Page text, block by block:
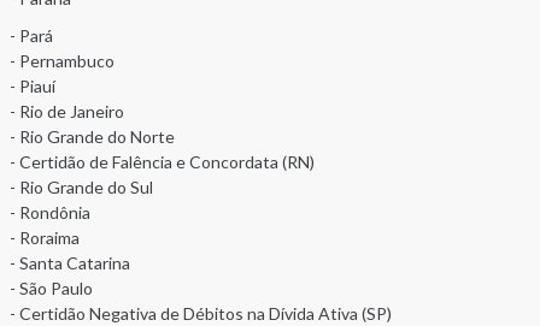
- Pará
- Pernambuco
- Piauí
- Rio de Janeiro
- Rio Grande do Norte
- Certidão de Falência e Concordata (RN)
- Rio Grande do Sul
- Rondônia
- Roraima
- Santa Catarina
- São Paulo
- Certidão Negativa de Débitos na Dívida Ativa (SP)